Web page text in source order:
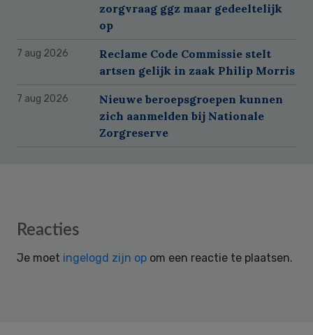
zorgvraag ggz maar gedeeltelijk
op
7 aug 2026
Reclame Code Commissie stelt
artsen gelijk in zaak Philip Morris
7 aug 2026
Nieuwe beroepsgroepen kunnen
zich aanmelden bij Nationale
Zorgreserve
Reader
Reacties
Je moet ingelogd zijn op om een reactie te plaatsen.